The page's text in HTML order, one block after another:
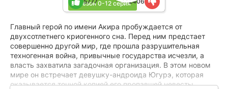
1 сезон 0-12 серия
Главный герой по имени Акира пробуждается от
двухсотлетнего криогенного сна. Перед ним предстает
совершенно другой мир, где прошла разрушительная
техногенная война, привычные государства исчезли, а
власть захватила загадочная организация. В этом новом
мире он встречает девушку-андроида Югурэ, которая
оказывается точной копией его пропавшей невесты